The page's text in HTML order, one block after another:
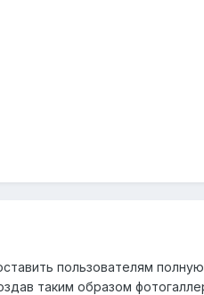
пользователям
таким образом